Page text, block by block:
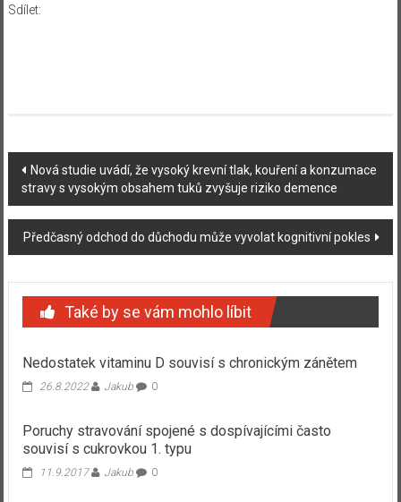
Sdílet:
Navigace
příspěvku
Nová studie uvádí, že vysoký krevní tlak, kouření a konzumace
stravy s vysokým obsahem tuků zvyšuje riziko demence
Předčasný odchod do důchodu může vyvolat kognitivní pokles
Také by se vám mohlo líbit
Nedostatek vitaminu D souvisí s chronickým zánětem
26.8.2022 Jakub 0
Poruchy stravování spojené s dospívajícími často
souvisí s cukrovkou 1. typu
11.9.2017 Jakub 0